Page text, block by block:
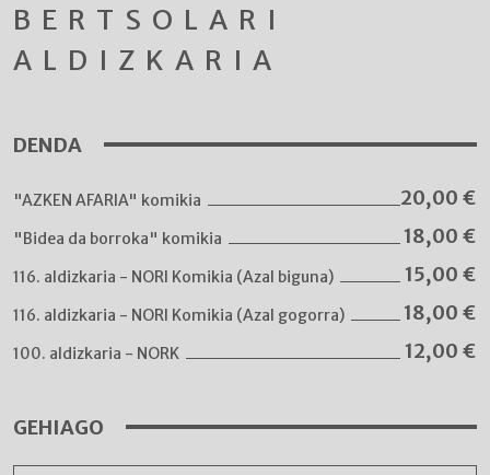
BERTSOLARI
ALDIZKARIA
DENDA
"AZKEN AFARIA" komikia 20,00 €
"Bidea da borroka" komikia 18,00 €
116. aldizkaria - NORI Komikia (Azal biguna) 15,00 €
116. aldizkaria - NORI Komikia (Azal gogorra) 18,00 €
100. aldizkaria - NORK 12,00 €
GEHIAGO